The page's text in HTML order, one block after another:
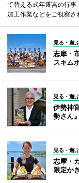
て替える式年遷宮の行
加工作業などをご視察さ
見る・遊
志摩・
スキム
見る・遊
伊勢神
勢さん
見る・遊
志摩・
限定か